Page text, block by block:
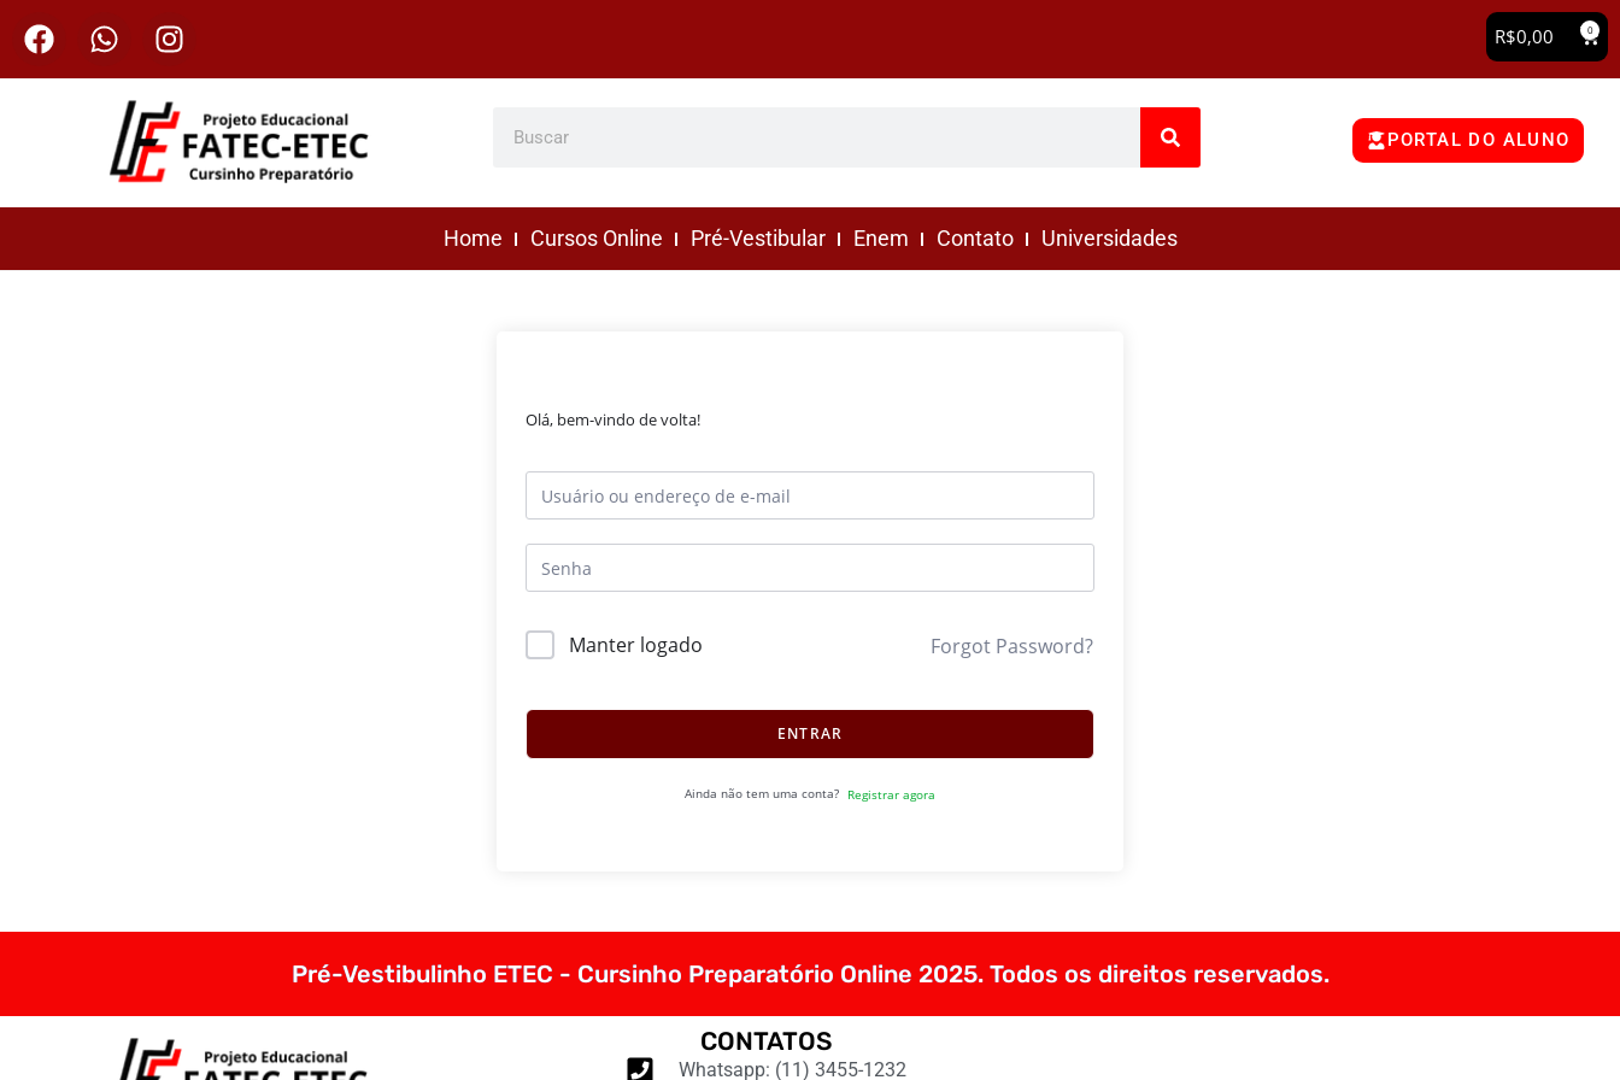
R$0,00 0
PORTAL DO ALUNO
Home Cursos Online Pré-Vestibular Enem Contato Universidades
Olá, bem-vindo de volta!
Manter logado Forgot Password?
ENTRAR
Ainda não tem uma conta? Registrar agora
Pré-Vestibulinho ETEC - Cursinho Preparatório Online 2025. Todos os direitos reservados.
CONTATOS
Whatsapp: (11) 3455-1232